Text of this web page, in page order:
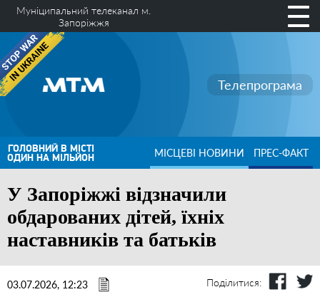
Муніципальний телеканал м.
Запоріжжя
Телепрограма
ГОЛОВНИЙ В МІСТІ
ОДИН НА МІЛЬЙОН МІСЦЕВІ НОВИНИ ПРЕС-ФАКТ
У Запоріжжі відзначили
обдарованих дітей, їхніх
наставників та батьків
03.07.2026, 12:23 Поділитися: